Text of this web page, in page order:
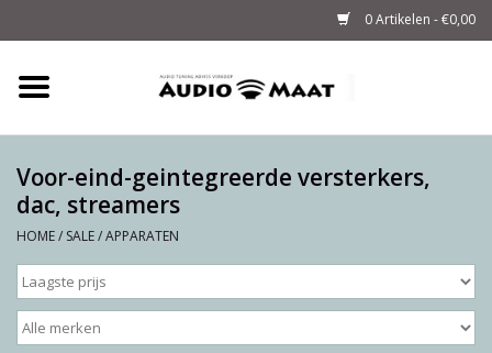
0 Artikelen - €0,00
Tuning
M-WAY Cables &
Audio
Voor-eind-geintegreerde versterkers,
dac, streamers
HOME/ SALE/APPARATEN